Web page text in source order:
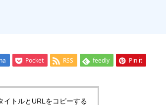
Pocket RSS feedly Pin it
イトルとURLをコピーする